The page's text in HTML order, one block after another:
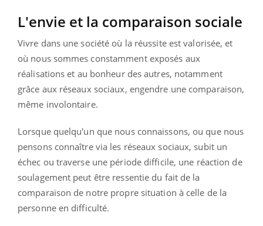
L'envie et la comparaison sociale
Vivre dans une société où la réussite est valorisée, et
où nous sommes constamment exposés aux
réalisations et au bonheur des autres, notamment
grâce aux réseaux sociaux, engendre une comparaison,
même involontaire.
Lorsque quelqu'un que nous connaissons, ou que nous
pensons connaître via les réseaux sociaux, subit un
échec ou traverse une période difficile, une réaction de
soulagement peut être ressentie du fait de la
comparaison de notre propre situation à celle de la
personne en difficulté.